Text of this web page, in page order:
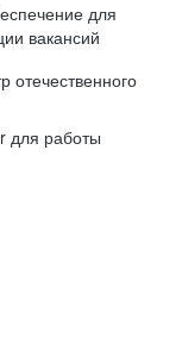
для
вакансий
работы